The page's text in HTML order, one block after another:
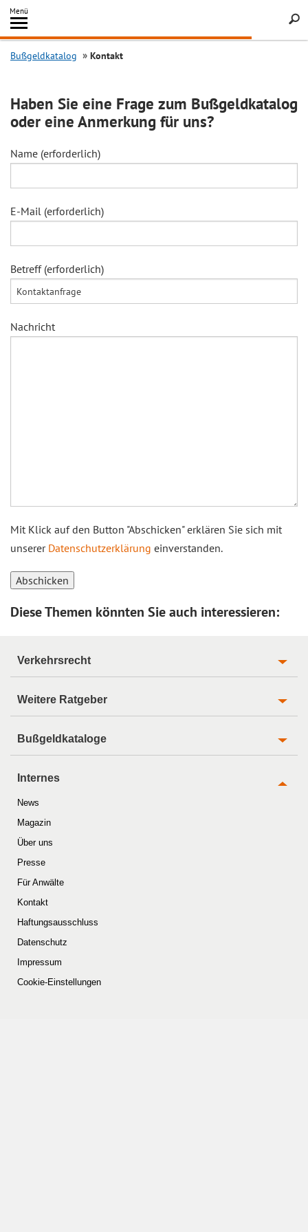
Inhalt
springen
Menü
Search
Bußgeldkatalog Kontakt
Haben Sie eine Frage zum Bußgeldkatalog
oder eine Anmerkung für uns?
Name (erforderlich)
E-Mail (erforderlich)
Betreff (erforderlich)
Nachricht
Mit Klick auf den Button "Abschicken" erklären Sie sich mit
unserer Datenschutzerklärung einverstanden.
Diese Themen könnten Sie auch interessieren:
Verkehrsrecht
Weitere Ratgeber
Bußgeldkataloge
Internes
News
Magazin
Über uns
Presse
Für Anwälte
Kontakt
Haftungsausschluss
Datenschutz
Impressum
Cookie-Einstellungen